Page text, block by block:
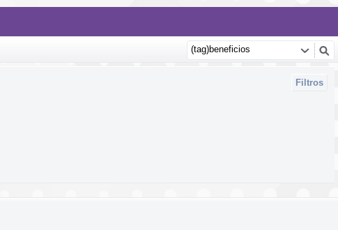
Filtros